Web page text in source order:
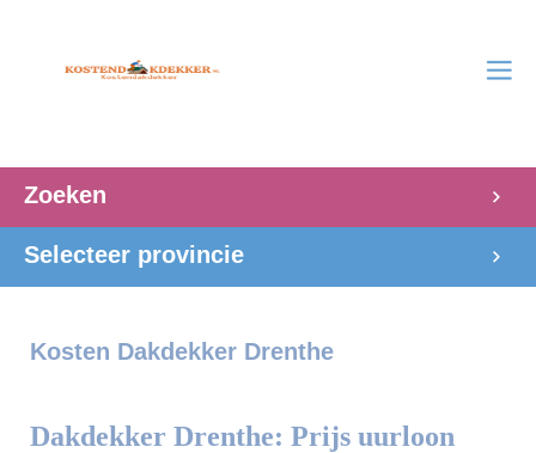
Zoeken
Selecteer provincie
Kosten Dakdekker Drenthe
Dakdekker Drenthe: Prijs uurloon